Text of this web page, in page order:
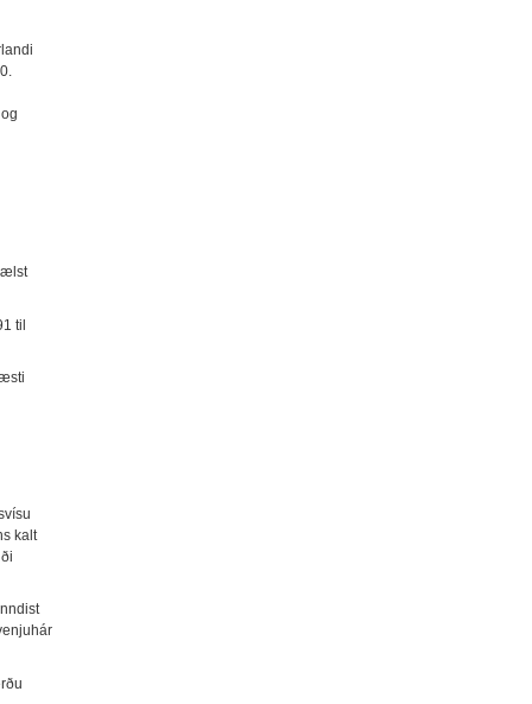
til
kalt